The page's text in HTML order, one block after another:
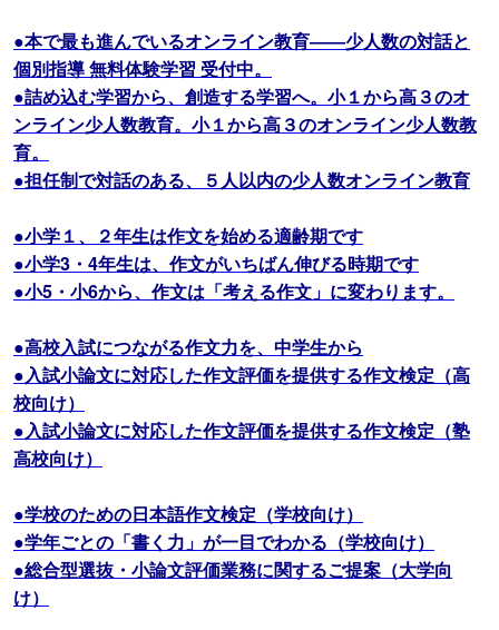
●本で最も進んでいるオンライン教育――少人数の対話と
個別指導 無料体験学習 受付中。
●詰め込む学習から、創造する学習へ。小１から高３のオ
ンライン少人数教育。小１から高３のオンライン少人数教
育。
●担任制で対話のある、５人以内の少人数オンライン教育
●小学１、２年生は作文を始める適齢期です
●小学3・4年生は、作文がいちばん伸びる時期です
●小5・小6から、作文は「考える作文」に変わります。
●高校入試につながる作文力を、中学生から
●入試小論文に対応した作文評価を提供する作文検定（高
校向け）
●入試小論文に対応した作文評価を提供する作文検定（塾
高校向け）
●学校のための日本語作文検定（学校向け）
●学年ごとの「書く力」が一目でわかる（学校向け）
●総合型選抜・小論文評価業務に関するご提案（大学向
け）